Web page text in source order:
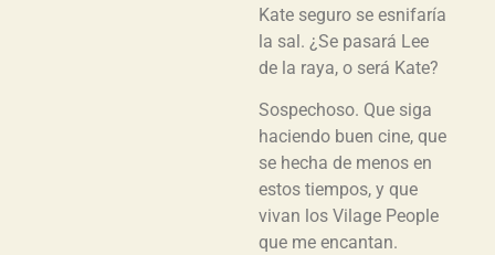
Kate seguro se esnifaría
la sal. ¿Se pasará Lee
de la raya, o será Kate?
Sospechoso. Que siga
haciendo buen cine, que
se hecha de menos en
estos tiempos, y que
vivan los Vilage People
que me encantan.